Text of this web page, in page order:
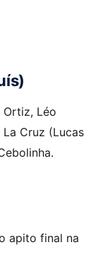
Ortiz, Léo
Cruz (Lucas
apito final na